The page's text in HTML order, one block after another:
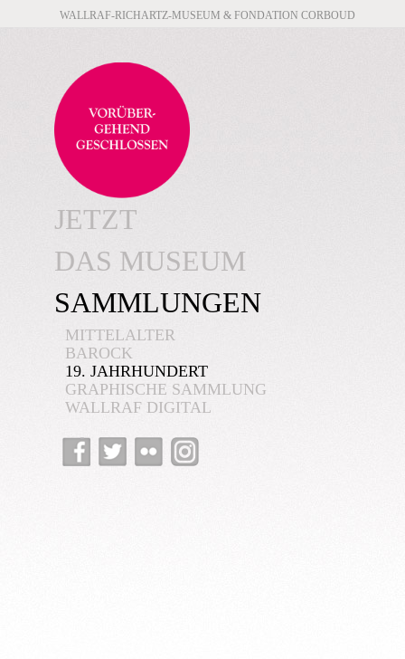
WALLRAF-RICHARTZ-MUSEUM & FONDATION CORBOUD
JETZT
DAS MUSEUM
SAMMLUNGEN
MITTELALTER
BAROCK
19. JAHRHUNDERT
GRAPHISCHE SAMMLUNG
WALLRAF DIGITAL